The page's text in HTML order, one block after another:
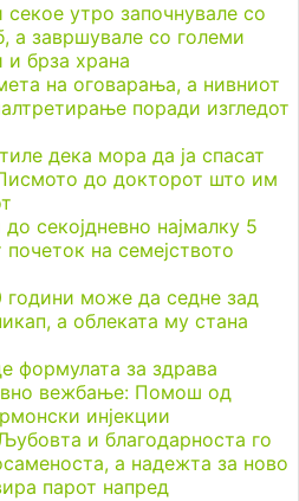
утро започнувале со
а завршувале со големи
и брза храна
на оговарања, а нивниот
поради изгледот
дека мора да ја спасат
до докторот што им
секојдневно најмалку 5
на семејството
години може да седне зад
а облеката му стана
формулата за здрава
вежбање: Помош од
инјекции
и благодарноста го
а надежта за ново
парот напред